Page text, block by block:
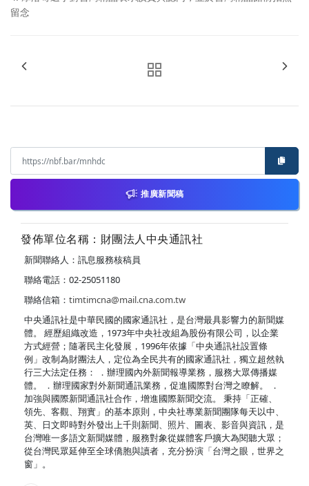
留念
推廣新聞稿
發佈單位名稱：財團法人中央通訊社
新聞聯絡人：訊息服務核稿員
聯絡電話：02-25051180
聯絡信箱： timtimcna@mail.cna.com.tw
中央通訊社是中華民國的國家通訊社，是台灣最具影響力的新聞媒
體。 經歷組織改造，1973年中央社改組為股份有限公司，以企業
方式經營；隨著民主化發展，1996年依據「中央通訊社設置條
例」改制為財團法人，定位為全民共有的國家通訊社，獨立超然執
行三大法定任務： ．辦理國內外新聞報導業務，服務大眾傳播媒
體。 ．辦理國家對外新聞通訊業務，促進國際對台灣之瞭解。 ．
加強與國際新聞通訊社合作，增進國際新聞交流。 秉持「正確、
領先、客觀、翔實」的基本原則，中央社專業新聞團隊每天以中、
英、日文即時對外發出上千則新聞、照片、圖表、影音與資訊，是
台灣唯一多語文新聞媒體，服務對象從媒體客戶擴大為閱聽大眾；
從台灣民眾延伸至全球僑胞與讀者，充分扮演「台灣之眼，世界之
窗」。